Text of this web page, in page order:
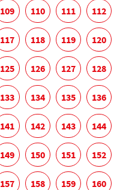
109 110 111 112
117 118 119 120
125 126 127 128
133 134 135 136
141 142 143 144
149 150 151 152
157 158 159 160